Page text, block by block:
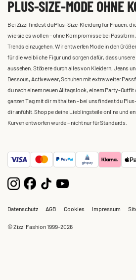
PLUS-SIZE-MODE OHNE
Bei Zizzi findest du Plus-Size-Kleidung für Frauen,
wie sie es wollen – ohne Kompromisse bei
Trends einzugehen. Wir entwerfen Mode in den
für die weibliche Figur und sorgen dafür, dass
aussehen. Stöbere durch alles von Kleidern, Jeans
Dessous, Activewear, Schuhen mit extra weiter
du nach einem neuen Alltagslook, einem Party-
ganzen Tag mit dir mithalten – bei uns findest du
dir anfühlt. Shoppe deine Lieblingsteile online und
Kurven entworfen wurde – nicht nur für Standards.
Datenschutz AGB Cookies Impressum
© Zizzi Fashion 1999-2026